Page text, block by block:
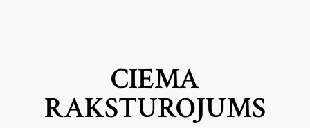
CIEMA
RAKSTUROJUMS